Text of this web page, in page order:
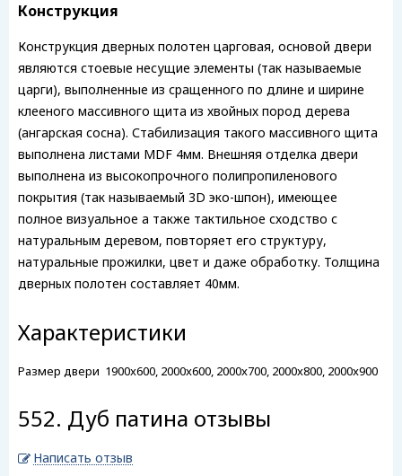
Конструкция
Конструкция дверных полотен царговая, основой двери
являются стоевые несущие элементы (так называемые
царги), выполненные из сращенного по длине и ширине
клееного массивного щита из хвойных пород дерева
(ангарская сосна). Стабилизация такого массивного щита
выполнена листами MDF 4мм. Внешняя отделка двери
выполнена из высокопрочного полипропиленового
покрытия (так называемый 3D эко-шпон), имеющее
полное визуальное а также тактильное сходство с
натуральным деревом, повторяет его структуру,
натуральные прожилки, цвет и даже обработку. Толщина
дверных полотен составляет 40мм.
Характеристики
Размер двери 1900x600, 2000x600, 2000x700, 2000x800, 2000x900
552. Дуб патина отзывы
Написать отзыв